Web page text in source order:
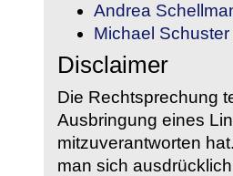
Andrea
Michael Schuster
Disclaimer
Die Rechtsprechung
Ausbringung eines
mitzuverantworten
man sich